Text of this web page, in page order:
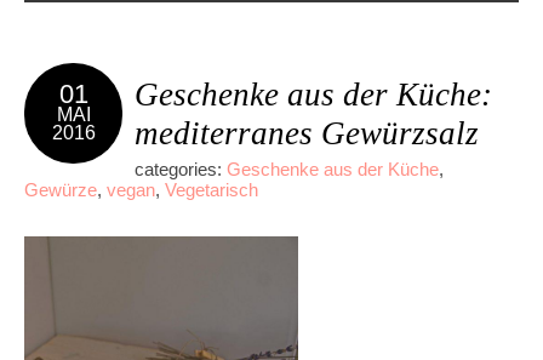
01
MAI
2016
Geschenke aus der Küche:
mediterranes Gewürzsalz
categories: Geschenke aus der Küche,
Gewürze, vegan, Vegetarisch